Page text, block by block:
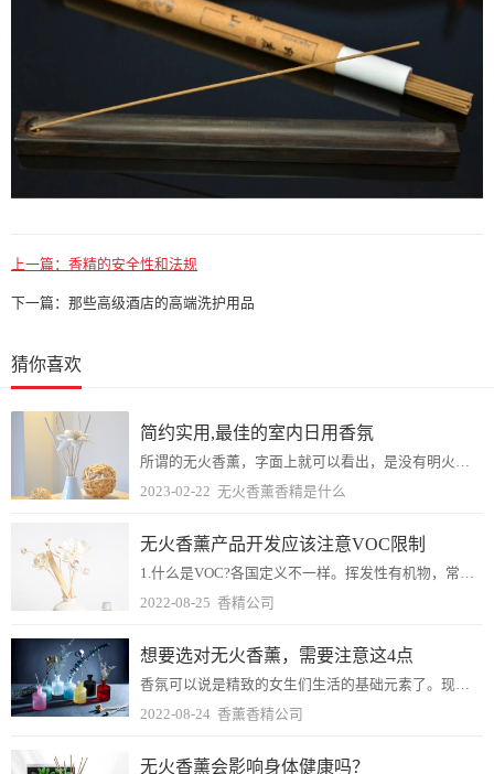
上一篇： 香精的安全性和法规
下一篇： 那些高级酒店的高端洗护用品
猜你喜欢
简约实用,最佳的室内日用香氛
所谓的无火香薰，字面上就可以看出，是没有明火的香薰。相对于加热的香薰，香薰蜡烛，更加安全。目前，无火香薰在国际上已成为许多国家在净化空气、改善环境卫生、预防疾病...
2023-02-22 无火香薰香精是什么
无火香薰产品开发应该注意VOC限制
1.什么是VOC?各国定义不一样。挥发性有机物，常用VOCs表示，总挥发性有机物有时也用TVOC来表示。世界卫生组织(WHO)对总挥发性有机物(TVOC)的定义...
2022-08-25 香精公司
想要选对无火香薰，需要注意这4点
香氛可以说是精致的女生们生活的基础元素了。现在女生们很喜欢用无火香薰，使用简单又不用担心安全问题。但是想要选对一款无火香薰，要注意一些问题才行。1、打开试闻香味...
2022-08-24 香薰香精公司
无火香薰会影响身体健康吗？